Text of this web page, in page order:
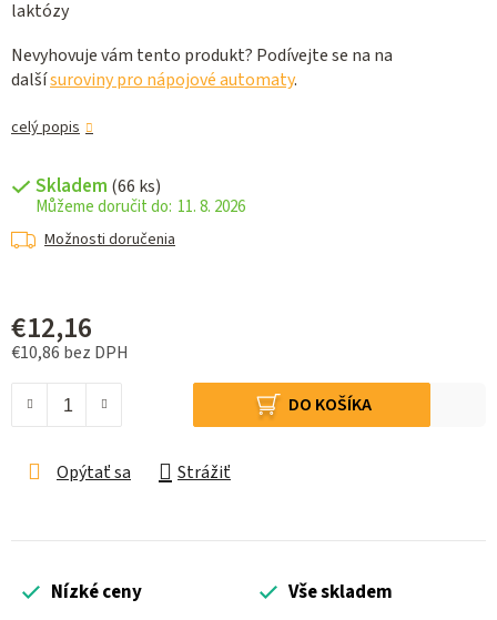
laktózy
Nevyhovuje vám tento produkt? Podívejte se na na
dalšísuroviny pro nápojové automaty.
celý popis
Skladem (66 ks)
11. 8. 2026
Možnosti doručenia
€12,16
€10,86 bez DPH
DO KOŠÍKA
Opýtať sa Strážiť
Nízké ceny Vše skladem